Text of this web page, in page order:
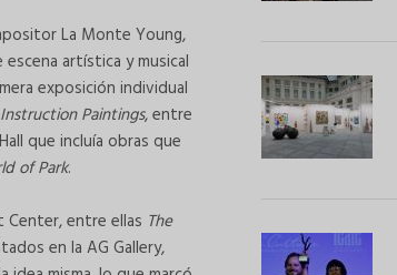
La Monte Young,
artística y musical
exposición individual
Instruction Paintings, entre
que incluía obras que
of Park.
Center, entre ellas The
en la AG Gallery,